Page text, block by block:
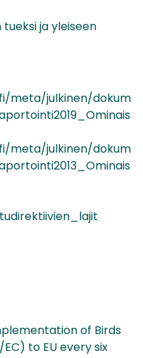
ja yleiseen
meta/julkinen/dokum
meta/julkinen/dokum
of Birds
to EU every six